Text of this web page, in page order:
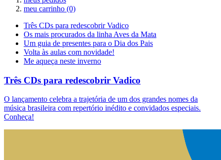
meu carrinho (0)
Três CDs para redescobrir Vadico
Os mais procurados da linha Aves da Mata
Um guia de presentes para o Dia dos Pais
Volta às aulas com novidade!
Me aqueça neste inverno
Três CDs para redescobrir Vadico
O lançamento celebra a trajetória de um dos grandes nomes da
música brasileira com repertório inédito e convidados especiais.
Conheça!